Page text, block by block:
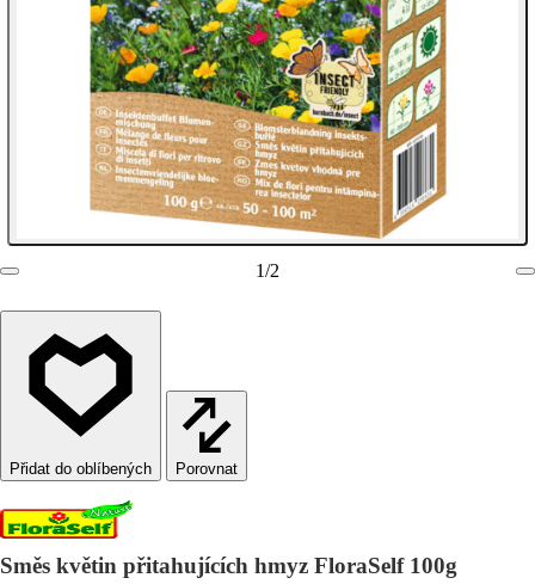
1/2
Porovnat
Směs květin přitahujících hmyz FloraSelf 100g